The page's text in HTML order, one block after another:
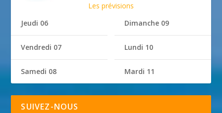
Les prévisions
Jeudi 06
Vendredi 07
Samedi 08
Dimanche 09
Lundi 10
Mardi 11
SUIVEZ-NOUS